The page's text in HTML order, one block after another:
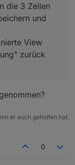
die 3 Zeilen
und
View
zurück
er euch geholfen hat.
0